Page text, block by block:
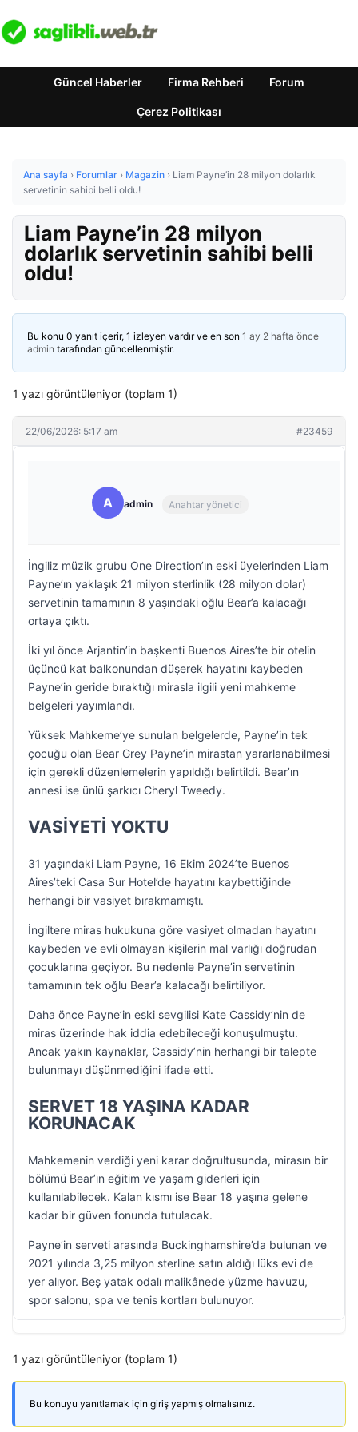
Güncel Haberler Firma Rehberi Forum
Çerez Politikası
Ana sayfa › Forumlar › Magazin › Liam Payne’in 28 milyon dolarlık
servetinin sahibi belli oldu!
Liam Payne’in 28 milyon
dolarlık servetinin sahibi belli
oldu!
Bu konu 0 yanıt içerir, 1 izleyen vardır ve en son 1 ay 2 hafta önce
admin tarafından güncellenmiştir.
1 yazı görüntüleniyor (toplam 1)
22/06/2026: 5:17 am #23459
A admin Anahtar yönetici
İngiliz müzik grubu One Direction’ın eski üyelerinden Liam
Payne’ın yaklaşık 21 milyon sterlinlik (28 milyon dolar)
servetinin tamamının 8 yaşındaki oğlu Bear’a kalacağı
ortaya çıktı.
İki yıl önce Arjantin’in başkenti Buenos Aires’te bir otelin
üçüncü kat balkonundan düşerek hayatını kaybeden
Payne’in geride bıraktığı mirasla ilgili yeni mahkeme
belgeleri yayımlandı.
Yüksek Mahkeme’ye sunulan belgelerde, Payne’in tek
çocuğu olan Bear Grey Payne’in mirastan yararlanabilmesi
için gerekli düzenlemelerin yapıldığı belirtildi. Bear’ın
annesi ise ünlü şarkıcı Cheryl Tweedy.
VASİYETİ YOKTU
31 yaşındaki Liam Payne, 16 Ekim 2024’te Buenos
Aires’teki Casa Sur Hotel’de hayatını kaybettiğinde
herhangi bir vasiyet bırakmamıştı.
İngiltere miras hukukuna göre vasiyet olmadan hayatını
kaybeden ve evli olmayan kişilerin mal varlığı doğrudan
çocuklarına geçiyor. Bu nedenle Payne’in servetinin
tamamının tek oğlu Bear’a kalacağı belirtiliyor.
Daha önce Payne’in eski sevgilisi Kate Cassidy’nin de
miras üzerinde hak iddia edebileceği konuşulmuştu.
Ancak yakın kaynaklar, Cassidy’nin herhangi bir talepte
bulunmayı düşünmediğini ifade etti.
SERVET 18 YAŞINA KADAR
KORUNACAK
Mahkemenin verdiği yeni karar doğrultusunda, mirasın bir
bölümü Bear’ın eğitim ve yaşam giderleri için
kullanılabilecek. Kalan kısmı ise Bear 18 yaşına gelene
kadar bir güven fonunda tutulacak.
Payne’in serveti arasında Buckinghamshire’da bulunan ve
2021 yılında 3,25 milyon sterline satın aldığı lüks evi de
yer alıyor. Beş yatak odalı malikânede yüzme havuzu,
spor salonu, spa ve tenis kortları bulunuyor.
1 yazı görüntüleniyor (toplam 1)
Bu konuyu yanıtlamak için giriş yapmış olmalısınız.